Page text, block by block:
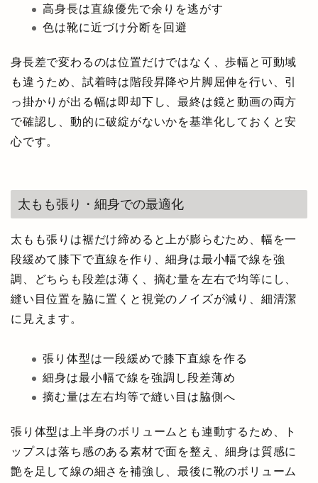
高身長は直線優先で余りを逃がす
色は靴に近づけ分断を回避
身長差で変わるのは位置だけではなく、歩幅と可動域
も違うため、試着時は階段昇降や片脚屈伸を行い、引
っ掛かりが出る幅は即却下し、最終は鏡と動画の両方
で確認し、動的に破綻がないかを基準化しておくと安
心です。
太もも張り・細身での最適化
太もも張りは裾だけ締めると上が膨らむため、幅を一
段緩めて膝下で直線を作り、細身は最小幅で線を強
調、どちらも段差は薄く、摘む量を左右で均等にし、
縫い目位置を脇に置くと視覚のノイズが減り、細清潔
に見えます。
張り体型は一段緩めで膝下直線を作る
細身は最小幅で線を強調し段差薄め
摘む量は左右均等で縫い目は脇側へ
張り体型は上半身のボリュームとも連動するため、ト
ップスは落ち感のある素材で面を整え、細身は質感に
艶を足して線の細さを補強し、最後に靴のボリューム